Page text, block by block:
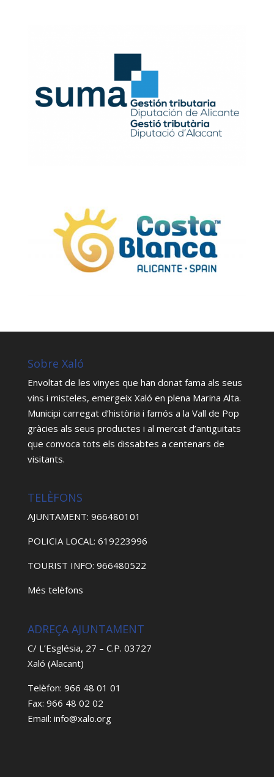
Sobre Xaló
Envoltat de les vinyes que han donat fama als seus
vins i misteles, emergeix Xaló en plena Marina Alta.
Municipi carregat d’història i famós a la Vall de Pop
gràcies als seus productes i al mercat d’antiguitats
que convoca tots els dissabtes a centenars de
visitants.
TELÈFONS
AJUNTAMENT: 966480101
POLICIA LOCAL: 619223996
TOURIST INFO: 966480522
Més telèfons
ADREÇA AJUNTAMENT
C/ L’Església, 27 – C.P. 03727
Xaló (Alacant)
Telèfon: 966 48 01 01
Fax: 966 48 02 02
Email: info@xalo.org